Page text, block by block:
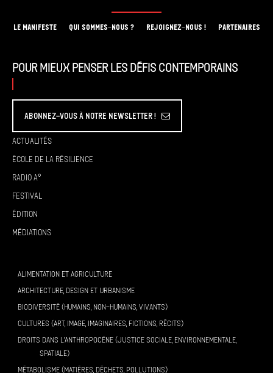
LE MANIFESTE QUI SOMMES-NOUS ? REJOIGNEZ-NOUS ! PARTENAIRES
Pour mieux penser les défis contemporains
Abonnez-vous à Notre Newsletter !
Actualités
École de la résilience
Radio A°
Festival
Édition
Médiations
ALIMENTATION ET AGRICULTURE
ARCHITECTURE, DESIGN ET URBANISME
BIODIVERSITÉ (HUMAINS, NON-HUMAINS, VIVANTS)
CULTURES (ART, IMAGE, IMAGINAIRES, FICTIONS, RÉCITS)
DROITS DANS L’ANTHROPOCÈNE (JUSTICE SOCIALE, ENVIRONNEMENTALE,
SPATIALE)
MÉTABOLISME (MATIÈRES, DÉCHETS, POLLUTIONS)